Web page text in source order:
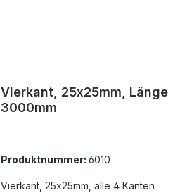
Vierkant, 25x25mm, Länge
3000mm
Produktnummer: 6010
Vierkant, 25x25mm, alle 4 Kanten